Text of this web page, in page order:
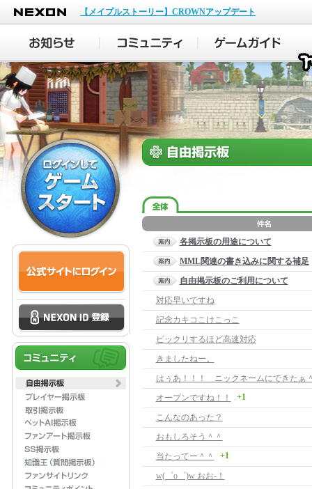
NEXON
【メイプルストーリー】CROWNアップデート
各掲示板の用途について
MML関連の書き込みに関する補足
自由掲示板のご利用について
対応早いですね
記念カキコこけこっこ
ビックリするほど高速対応
きましたねー。
はぅあ！！！ ニックネームにできたぁ
オープンですね！！
+1
こんなのあった？
おもしろそう＾＾
当たってー＾＾
+1
w(゜o゜)w おお-！